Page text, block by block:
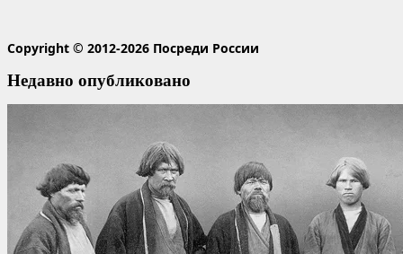
Copyright © 2012-2026 Посреди России
Недавно опубликовано